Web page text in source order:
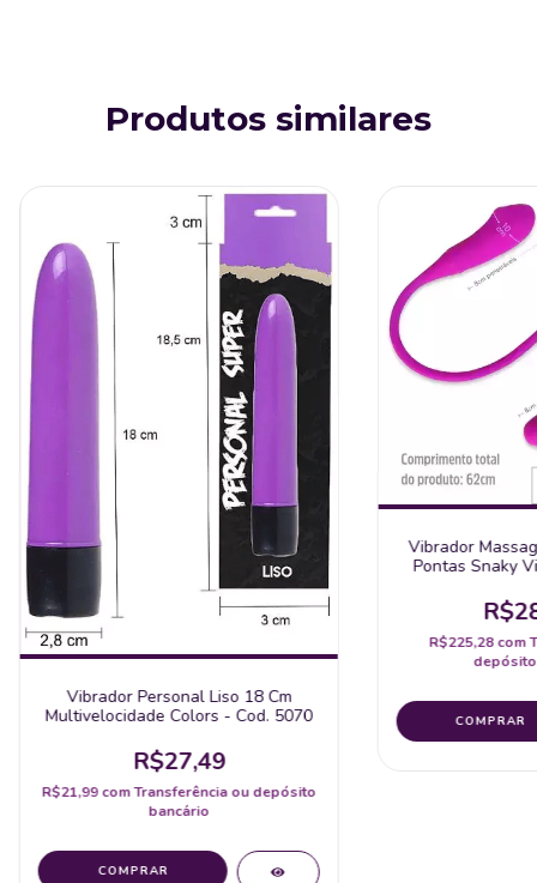
Produtos similares
Vibrador Personal Liso 18 Cm
Multivelocidade Colors - Cod. 5070
R$27,49
R$21,99comTransferência ou depósito
bancário
Vibrador
Pontas Snaky
R$225,28com